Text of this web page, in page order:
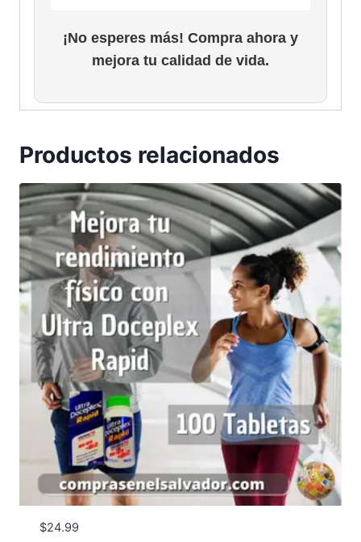
¡No esperes más! Compra ahora y
mejora tu calidad de vida.
Productos relacionados
$24.99